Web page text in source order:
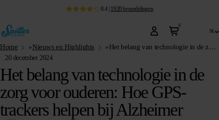
8.4| 1920beoordelingen
0
nl
Home »Nieuws en Highlights » Het belang van technologie in de zorg voor ouderen: Hoe GPS-trackers helpen bij Alzheimer
20 december 2024
Het belang van technologie in de
zorg voor ouderen: Hoe GPS-
trackers helpen bij Alzheimer